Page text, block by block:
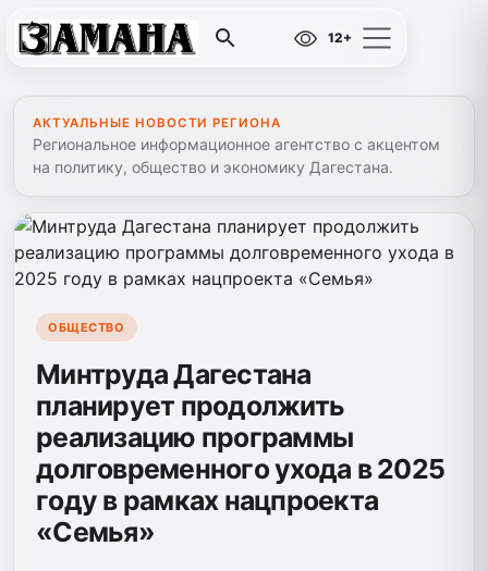
12+
АКТУАЛЬНЫЕ НОВОСТИ РЕГИОНА
Региональное информационное агентство с акцентом
на политику, общество и экономику Дагестана.
ОБЩЕСТВО
Минтруда Дагестана
планирует продолжить
реализацию программы
долговременного ухода в 2025
году в рамках нацпроекта
«Семья»